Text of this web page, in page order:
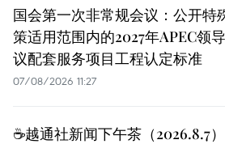
国会第一次非常规会议：公开特
策适用范围内的2027年APEC领
议配套服务项目工程认定标准
07/08/2026 11:27
☕️越通社新闻下午茶（2026.8.7）